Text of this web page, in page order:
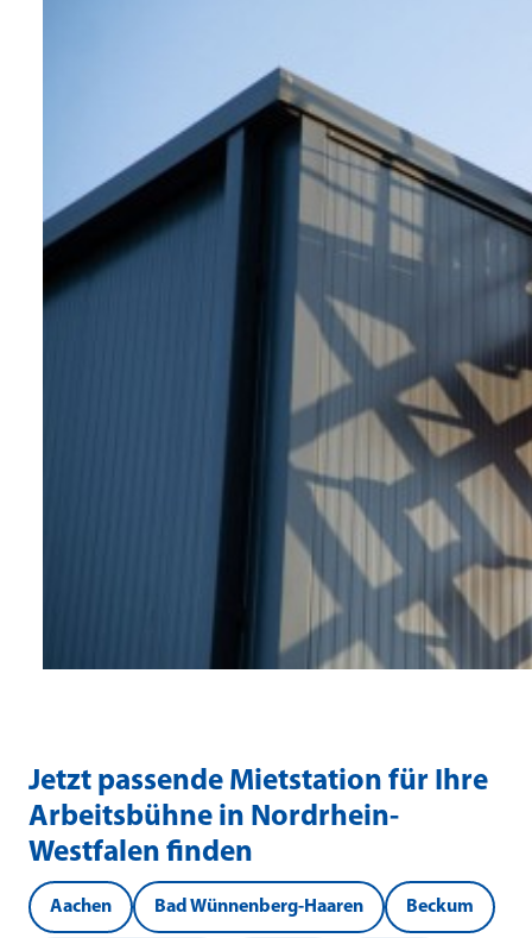
Jetzt passende Mietstation für Ihre
Arbeitsbühne in Nordrhein-
Westfalen finden
Aachen Bad Wünnenberg-Haaren Beckum